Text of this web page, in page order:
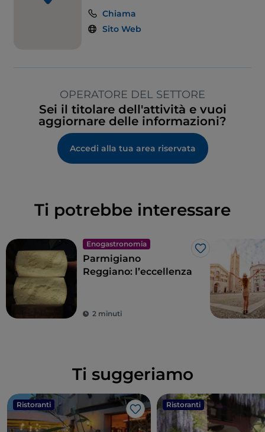
Chiama
Sito Web
OPERATORE DEL SETTORE
Sei il titolare dell'attività e vuoi
aggiornare delle informazioni?
Accedi alla tua area riservata
Ti potrebbe interessare
Enogastronomia
Like
Parmigiano
Reggiano: l’eccellenza
2 minuti
Ti suggeriamo
Ristoranti
Like
Ristoranti